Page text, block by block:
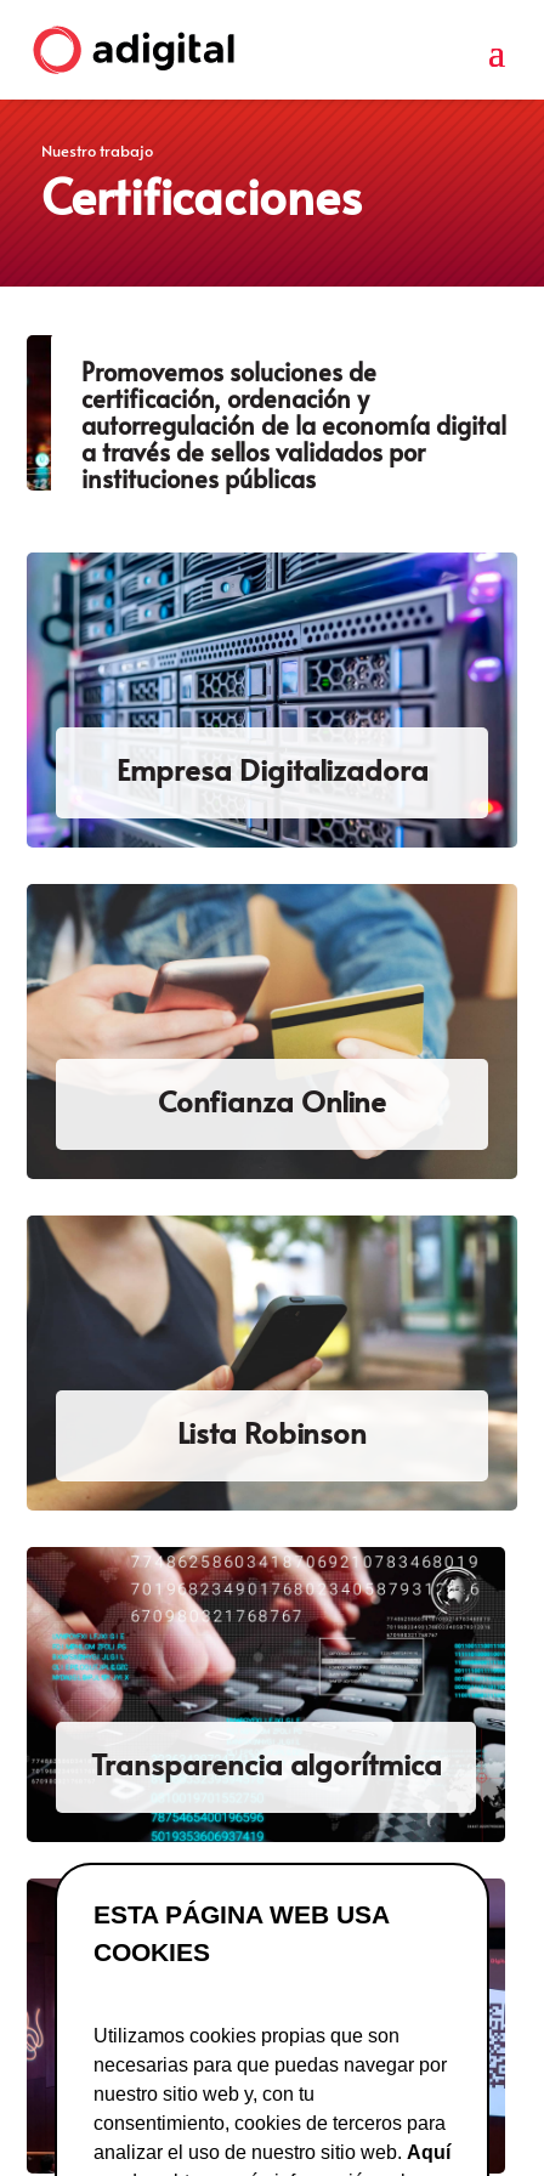
ESTA PÁGINA WEB USA
COOKIES
Utilizamos cookies propias que son
necesarias para que puedas navegar por
nuestro sitio web y, con tu
consentimiento, cookies de terceros para
analizar el uso de nuestro sitio web. Aquí
Nuestro trabajo
Certificaciones
Promovemos soluciones de
certificación, ordenación y
autorregulación de la economía digital
a través de sellos validados por
instituciones públicas
Empresa Digitalizadora
Confianza Online
Lista Robinson
Transparencia algorítmica
Digital Standards